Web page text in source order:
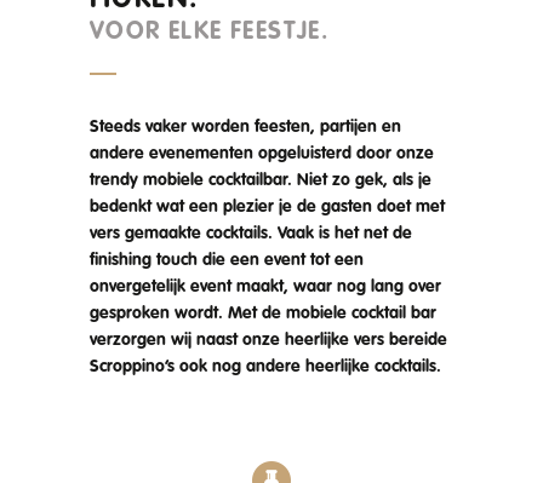
VOOR ELKE FEESTJE.
Steeds vaker worden feesten, partijen en
andere evenementen opgeluisterd door onze
trendy mobiele cocktailbar. Niet zo gek, als je
bedenkt wat een plezier je de gasten doet met
vers gemaakte cocktails. Vaak is het net de
finishing touch die een event tot een
onvergetelijk event maakt, waar nog lang over
gesproken wordt. Met de mobiele cocktail bar
verzorgen wij naast onze heerlijke vers bereide
Scroppino’s ook nog andere heerlijke cocktails.